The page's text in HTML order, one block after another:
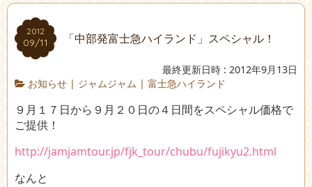
2012
09/11 「中部発富士急ハイランド」スペシャル！
最終更新日時 : 2012年9月13日
お知らせ | ジャムジャム |富士急ハイランド
９月１７日から９月２０日の４日間をスペシャル価格で
ご提供！
http://jamjamtour.jp/fjk_tour/chubu/fujikyu2.html
なんと